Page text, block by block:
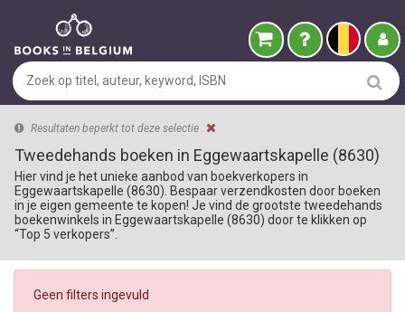
Resultaten beperkt tot deze selectie
Tweedehands boeken in Eggewaartskapelle (8630)
Hier vind je het unieke aanbod van boekverkopers in
Eggewaartskapelle (8630). Bespaar verzendkosten door boeken
in je eigen gemeente te kopen! Je vind de grootste tweedehands
boekenwinkels in Eggewaartskapelle (8630) door te klikken op
“Top 5 verkopers”.
Geen filters ingevuld